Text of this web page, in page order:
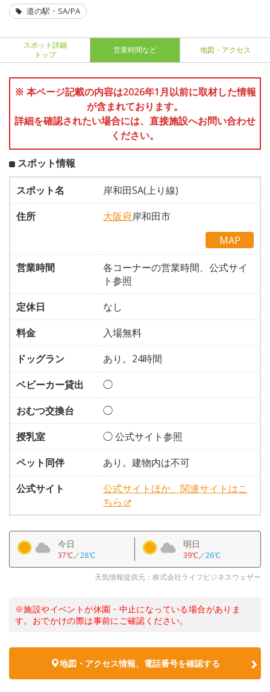
道の駅・SA/PA
スポット詳細
トップ
営業時間など 地図・アクセス
※ 本ページ記載の内容は2026年1月以前に取材した情報
が含まれております。
詳細を確認されたい場合には、直接施設へお問い合わせ
ください。
スポット情報
スポット名
岸和田SA(上り線)
住所
大阪府岸和田市
MAP
営業時間
各コーナーの営業時間、公式サイ
ト参照
定休日
なし
料金
入場無料
ドッグラン
あり。24時間
ベビーカー貸出
◯
おむつ交換台
◯
授乳室
◯ 公式サイト参照
ペット同伴
あり。建物内は不可
公式サイト
公式サイトほか、関連サイトはこ
ちら
今日
37℃／28℃
明日
39℃／26℃
天気情報提供元：株式会社ライフビジネスウェザー
※施設やイベントが休園・中止になっている場合がありま
す。おでかけの際は事前にご確認ください。
地図・アクセス情報、電話番号を確認する